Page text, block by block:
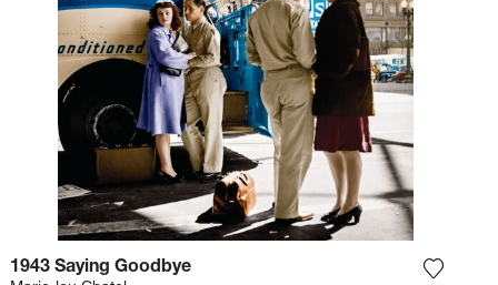
werk, dat schommelt tussen
uitvinding en reconstructie, stelt de
toeschouwer in staat zich een
beeld te vormen van het leven in
deze periode.
1943 Saying Goodbye